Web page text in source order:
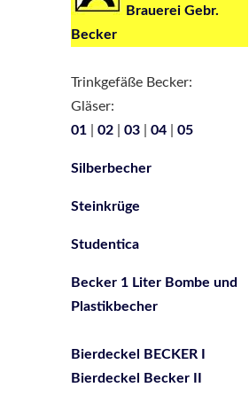
Brauerei Gebr.
Becker
Trinkgefäße Becker:
Gläser:
01
02 03 04 05
Silberbecher
Steinkrüge
Studentica
Becker 1 Liter Bombe und
Plastikbecher
Bierdeckel BECKER I
Bierdeckel Becker II